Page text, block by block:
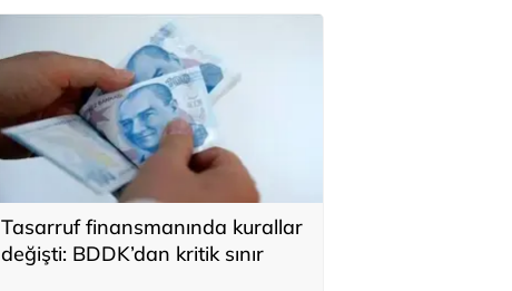
Tasarruf finansmanında kurallar
değişti: BDDK’dan kritik sınır